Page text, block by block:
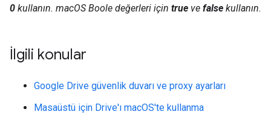
0 kullanın. macOS Boole değerleri için true ve false kullanın.
İlgili konular
Google Drive güvenlik duvarı ve proxy ayarları
Masaüstü için Drive'ı macOS'te kullanma